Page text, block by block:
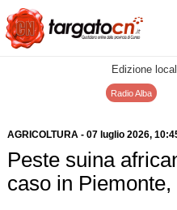
Edizione
Radio Alba
AGRICOLTURA- 07 luglio 2026,
Peste suina
caso in